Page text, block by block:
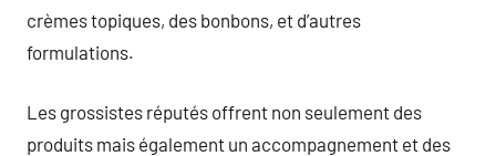
crèmes topiques, des bonbons, et d’autres
formulations.
Les grossistes réputés offrent non seulement des
produits mais également un accompagnement et des